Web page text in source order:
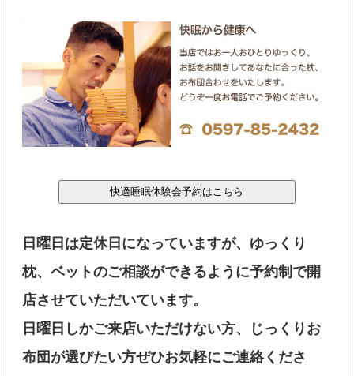
日曜日は定休日になっていますが、ゆっくり
枕、ベットのご相談ができるように予約制で開
店させていただいています。
日曜日しかご来店いただけない方、じっくりお
布団が選びたい方ぜひお気軽にご連絡くださ